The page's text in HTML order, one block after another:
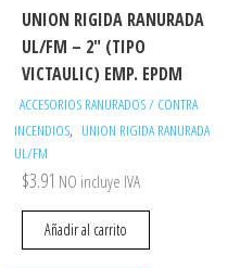
UNION RIGIDA RANURADA
UL/FM – 2″ (TIPO
VICTAULIC) EMP. EPDM
ACCESORIOS RANURADOS / CONTRA
INCENDIOS, UNION RIGIDA RANURADA
UL/FM
$3.91 NO incluye IVA
Añadir al carrito